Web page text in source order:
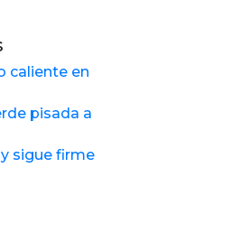
caliente en
pisada a
sigue firme